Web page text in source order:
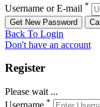
Username or E-mail *
Back To Login
Don't have an account
Register
Please wait ...
*